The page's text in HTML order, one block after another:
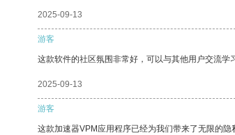
2025-09-13
游客
这款软件的社区氛围非常好，可以与其他用户交流学
2025-09-13
游客
这款加速器VPM应用程序已经为我们带来了无限的隐